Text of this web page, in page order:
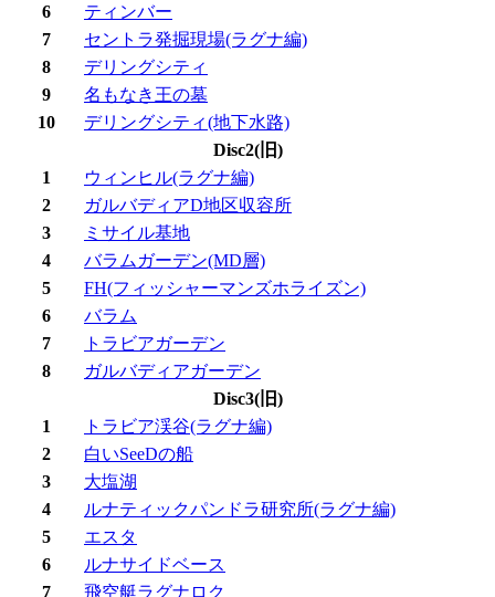
6
ティンバー
7
セントラ発掘現場(ラグナ編)
8
デリングシティ
9
名もなき王の墓
10
デリングシティ(地下水路)
Disc2(旧)
1
ウィンヒル(ラグナ編)
2
ガルバディアD地区収容所
3
ミサイル基地
4
バラムガーデン(MD層)
5
FH(フィッシャーマンズホライズン)
6
バラム
7
トラビアガーデン
8
ガルバディアガーデン
Disc3(旧)
1
トラビア渓谷(ラグナ編)
2
白いSeeDの船
3
大塩湖
4
ルナティックパンドラ研究所(ラグナ編)
5
エスタ
6
ルナサイドベース
7
飛空艇ラグナロク